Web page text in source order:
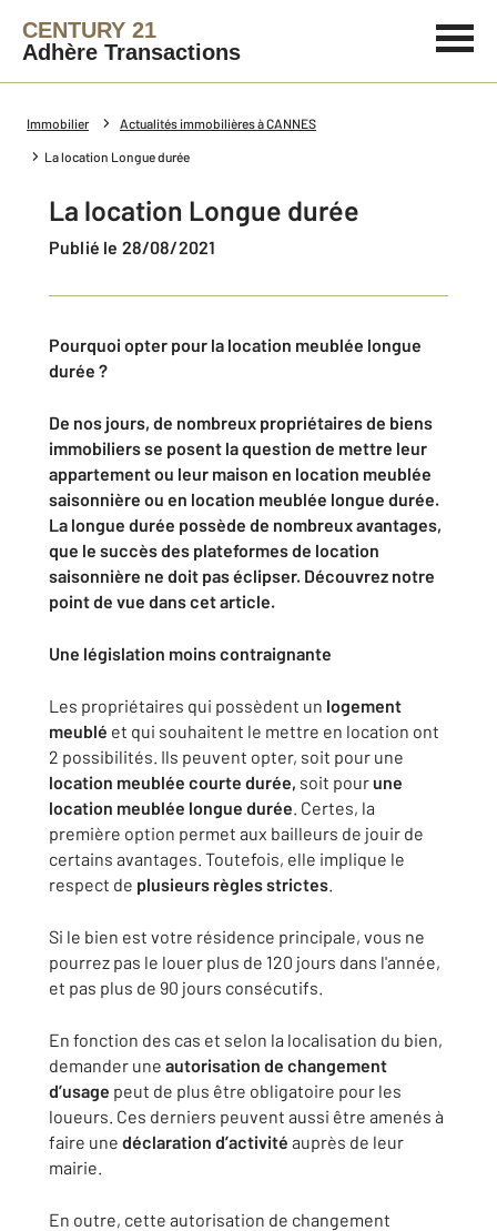
CENTURY 21
Adhère Transactions
Immobilier Actualités immobilières à CANNES
La location Longue durée
La location Longue durée
Publié le 28/08/2021
Pourquoi opter pour la location meublée longue
durée ?
De nos jours, de nombreux propriétaires de biens
immobiliers se posent la question de mettre leur
appartement ou leur maison en location meublée
saisonnière ou en location meublée longue durée.
La longue durée possède de nombreux avantages,
que le succès des plateformes de location
saisonnière ne doit pas éclipser. Découvrez notre
point de vue dans cet article.
Une législation moins contraignante
Les propriétaires qui possèdent un logement
meublé et qui souhaitent le mettre en location ont
2 possibilités. Ils peuvent opter, soit pour une
location meublée courte durée, soit pourune
location meublée longue durée. Certes, la
première option permet aux bailleurs de jouir de
certains avantages. Toutefois, elle implique le
respect de plusieurs règles strictes.
Si le bien est votre résidence principale, vous ne
pourrez pas le louer plus de 120 jours dans l'année,
et pas plus de 90 jours consécutifs.
En fonction des cas et selon la localisation du bien,
demander une autorisation de changement
d’usage peut de plus être obligatoire pour les
loueurs. Ces derniers peuvent aussi être amenés à
faire une déclaration d’activité auprès de leur
mairie.
En outre, cette autorisation de changement